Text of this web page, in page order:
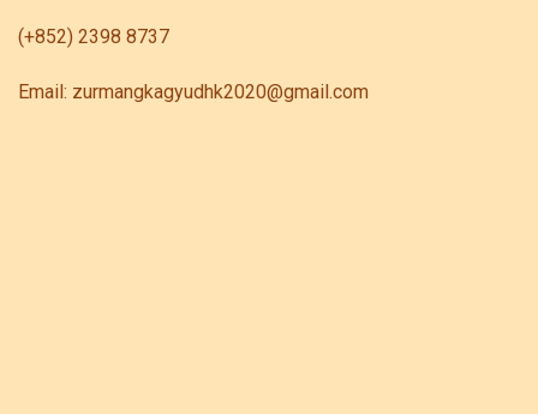
(+852) 2398 8737
Email: zurmangkagyudhk2020@gmail.com